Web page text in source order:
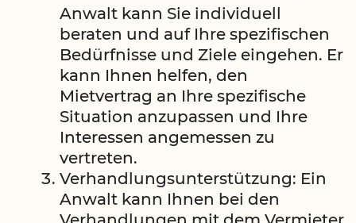
Anwalt kann Sie individuell
beraten und auf Ihre spezifischen
Bedürfnisse und Ziele eingehen. Er
kann Ihnen helfen, den
Mietvertrag an Ihre spezifische
Situation anzupassen und Ihre
Interessen angemessen zu
vertreten.
Verhandlungsunterstützung: Ein
Anwalt kann Ihnen bei den